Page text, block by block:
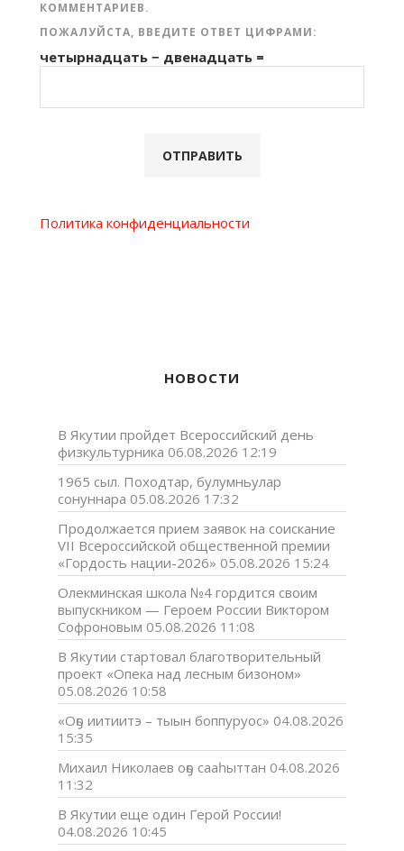
КОММЕНТАРИЕВ.
ПОЖАЛУЙСТА, ВВЕДИТЕ ОТВЕТ ЦИФРАМИ:
четырнадцать − двенадцать =
Политика конфиденциальности
НОВОСТИ
В Якутии пройдет Всероссийский день
физкультурника 06.08.2026 12:19
1965 сыл. Походтар, булумньулар
сонуннара 05.08.2026 17:32
Продолжается прием заявок на соискание
VII Всероссийской общественной премии
«Гордость нации-2026» 05.08.2026 15:24
Олекминская школа №4 гордится своим
выпускником — Героем России Виктором
Софроновым 05.08.2026 11:08
В Якутии стартовал благотворительный
проект «Опека над лесным бизоном»
05.08.2026 10:58
«Оҕо иитиитэ – тыын боппуруос» 04.08.2026
15:35
Михаил Николаев оҕо сааһыттан 04.08.2026
11:32
В Якутии еще один Герой России!
04.08.2026 10:45